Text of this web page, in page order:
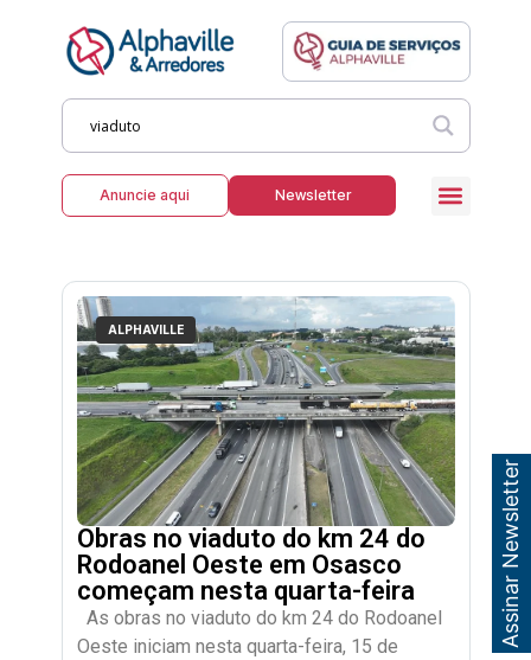
Anuncie aqui Newsletter
ALPHAVILLE
Obras no viaduto do km 24 do
Rodoanel Oeste em Osasco
começam nesta quarta-feira
As obras no viaduto do km 24 do Rodoanel
Oeste iniciam nesta quarta-feira, 15 de
Assinar Newsletter